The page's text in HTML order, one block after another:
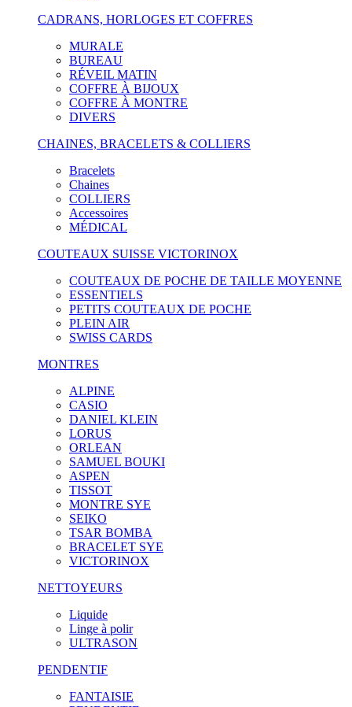
CADRANS, HORLOGES ET COFFRES
MURALE
BUREAU
RÉVEIL MATIN
COFFRE À BIJOUX
COFFRE À MONTRE
DIVERS
CHAINES, BRACELETS & COLLIERS
Bracelets
Chaines
COLLIERS
Accessoires
MÉDICAL
COUTEAUX SUISSE VICTORINOX
COUTEAUX DE POCHE DE TAILLE MOYENNE
ESSENTIELS
PETITS COUTEAUX DE POCHE
PLEIN AIR
SWISS CARDS
MONTRES
ALPINE
CASIO
DANIEL KLEIN
LORUS
ORLEAN
SAMUEL BOUKI
ASPEN
TISSOT
MONTRE SYE
SEIKO
TSAR BOMBA
BRACELET SYE
VICTORINOX
NETTOYEURS
Liquide
Linge à polir
ULTRASON
PENDENTIF
FANTAISIE